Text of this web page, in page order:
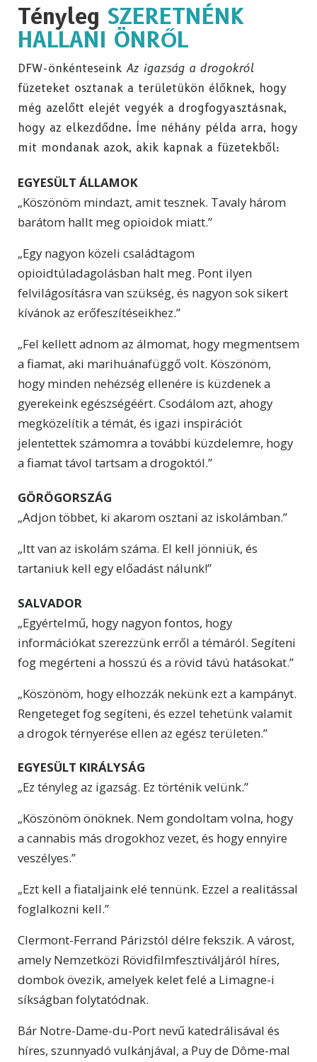
Tényleg SZERETNÉNK
HALLANI ÖNRŐL
DFW-önkénteseink Az igazság a drogokról
füzeteket osztanak a területükön élőknek, hogy
még azelőtt elejét vegyék a drogfogyasztásnak,
hogy az elkezdődne. Íme néhány példa arra, hogy
mit mondanak azok, akik kapnak a füzetekből:
EGYESÜLT ÁLLAMOK
„Köszönöm mindazt, amit tesznek. Tavaly három
barátom hallt meg opioidok miatt.”
„Egy nagyon közeli családtagom
opioidtúladagolásban halt meg. Pont ilyen
felvilágosításra van szükség, és nagyon sok sikert
kívánok az erőfeszítéseikhez.”
„Fel kellett adnom az álmomat, hogy megmentsem
a fiamat, aki marihuánafüggő volt. Köszönöm,
hogy minden nehézség ellenére is küzdenek a
gyerekeink egészségéért. Csodálom azt, ahogy
megközelítik a témát, és igazi inspirációt
jelentettek számomra a további küzdelemre, hogy
a fiamat távol tartsam a drogoktól.”
GÖRÖGORSZÁG
„Adjon többet, ki akarom osztani az iskolámban.”
„Itt van az iskolám száma. El kell jönniük, és
tartaniuk kell egy előadást nálunk!”
SALVADOR
„Egyértelmű, hogy nagyon fontos, hogy
információkat szerezzünk erről a témáról. Segíteni
fog megérteni a hosszú és a rövid távú hatásokat.”
„Köszönöm, hogy elhozzák nekünk ezt a kampányt.
Rengeteget fog segíteni, és ezzel tehetünk valamit
a drogok térnyerése ellen az egész területen.”
EGYESÜLT KIRÁLYSÁG
„Ez tényleg az igazság. Ez történik velünk.”
„Köszönöm önöknek. Nem gondoltam volna, hogy
a cannabis más drogokhoz vezet, és hogy ennyire
veszélyes.”
„Ezt kell a fiataljaink elé tennünk. Ezzel a realitással
foglalkozni kell.”
Clermont-Ferrand Párizstól délre fekszik. A várost,
amely Nemzetközi Rövidfilmfesztiváljáról híres,
dombok övezik, amelyek kelet felé a Limagne-i
síkságban folytatódnak.
Bár Notre-Dame-du-Port nevű katedrálisával és
híres, szunnyadó vulkánjával, a Puy de Dôme-mal